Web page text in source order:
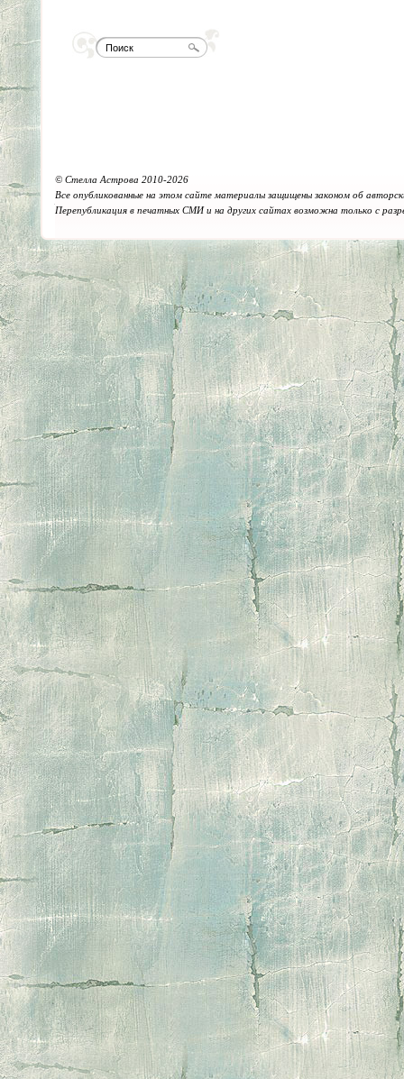
© Стелла Астрова 2010-2026
Все опубликованные на этом сайте материалы защищены законом об
Перепубликация в печатных СМИ и на других сайтах возможна только с